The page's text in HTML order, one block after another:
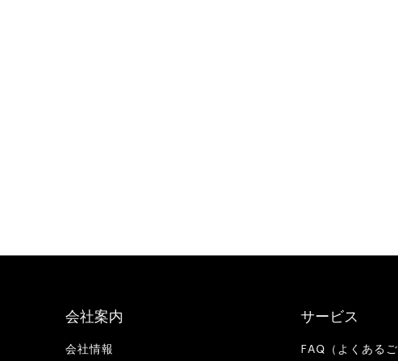
会社案内
会社情報
サービス
FAQ（よくある